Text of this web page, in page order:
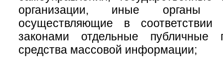
организации, иные органы
осуществляющие в
законами отдельные
средства массовой информации;